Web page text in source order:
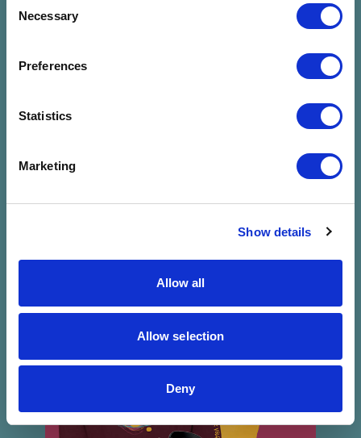
Selection
Necessary
Preferences
Statistics
Marketing
Show details
Allow all
Allow selection
Deny
Nincs találat a
megadott
szűrésre